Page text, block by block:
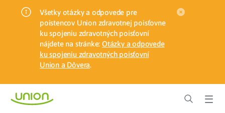
Všetky otázky a odpovede pre
poistencov Union zdravotnej poisťovne
ku spojeniu zdravotných poisťovní
nájdete na stránke: Otázky a odpovede
ku spojeniu zdravotných poisťovní
Union a Dôvera.